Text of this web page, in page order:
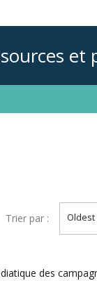
Trier par : Oldest
des